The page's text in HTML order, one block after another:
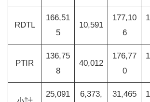
RDTL
166,51
5
10,591
177,10
6
PTIR
136,75
8
40,012
176,77
0
25,091
6,373,
31,465